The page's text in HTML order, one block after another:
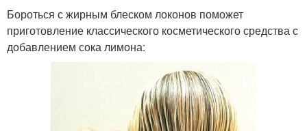
Бороться с жирным блеском локонов поможет
приготовление классического косметического средства с
добавлением сока лимона: